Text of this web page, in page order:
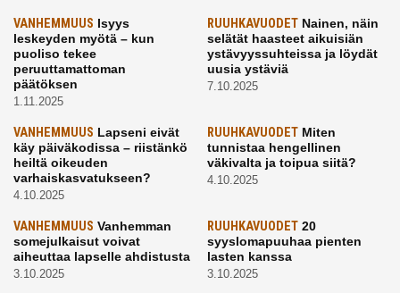
VANHEMMUUS Isyys
leskeyden myötä – kun
puoliso tekee
peruuttamattoman
päätöksen
1.11.2025
RUUHKAVUODETNainen, näin
selätät haasteet aikuisiän
ystävyyssuhteissa ja löydät
uusia ystäviä
7.10.2025
VANHEMMUUS Lapseni eivät
käy päiväkodissa – riistänkö
heiltä oikeuden
varhaiskasvatukseen?
4.10.2025
RUUHKAVUODETMiten
tunnistaa hengellinen
väkivalta ja toipua siitä?
4.10.2025
VANHEMMUUS Vanhemman
somejulkaisut voivat
aiheuttaa lapselle ahdistusta
3.10.2025
RUUHKAVUODET20
syyslomapuuhaa pienten
lasten kanssa
3.10.2025